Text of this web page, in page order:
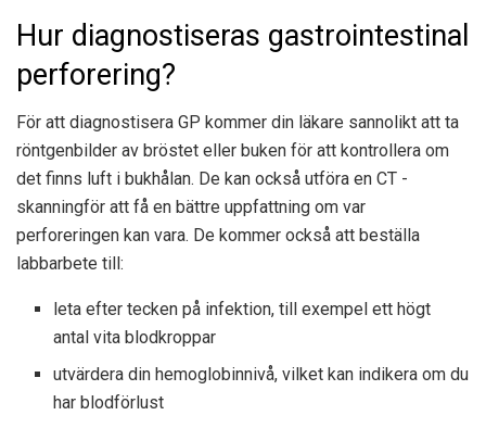
Hur diagnostiseras gastrointestinal
perforering?
För att diagnostisera GP kommer din läkare sannolikt att ta
röntgenbilder av bröstet eller buken för att kontrollera om
det finns luft i bukhålan. De kan också utföra en CT -
skanningför att få en bättre uppfattning om var
perforeringen kan vara. De kommer också att beställa
labbarbete till:
leta efter tecken på infektion, till exempel ett högt
antal vita blodkroppar
utvärdera din hemoglobinnivå, vilket kan indikera om du
har blodförlust